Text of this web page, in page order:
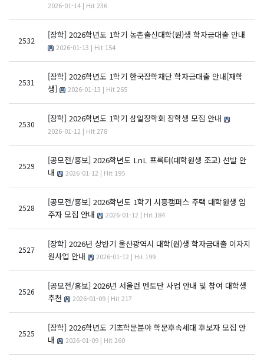
2026-01-14 | Hit 236
2532
[장학] 2026학년도 1학기 농촌출신대학(원)생 학자금대출 안내
2026-01-13 | Hit 154
2531
[장학] 2026학년도 1학기 한국장학재단 학자금대출 안내[재학
생]
2026-01-13 | Hit 265
2530
[장학] 2026학년도 1학기 삼일장학회 장학생 모집 안내
2026-01-12 | Hit 278
2529
[공모전/홍보] 2026학년도 LnL 프록터(대학원생 조교) 선발 안
내
2026-01-12 | Hit 195
2528
[공모전/홍보] 2026학년도 1학기 시흥캠퍼스 주택 대학원생 입
주자 모집 안내
2026-01-12 | Hit 184
2527
[장학] 2026년 상반기 울산광역시 대학(원)생 학자금대출 이자지
원사업 안내
2026-01-12 | Hit 199
2526
[공모전/홍보] 2026년 서울런 멘토단 사업 안내 및 참여 대학생
추천
2026-01-09 | Hit 217
2525
[장학] 2026학년도 기초학문분야 학문후속세대 후보자 모집 안
내
2026-01-09 | Hit 260